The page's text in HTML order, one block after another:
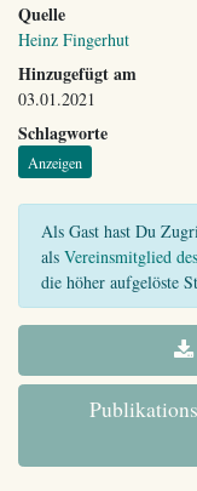
Quelle
Heinz Fingerhut
Hinzugefügt am
03.01.2021
Schlagworte
Anzeigen
Als Gast hast Du
als Vereinsmitglied
die höher aufgelöste